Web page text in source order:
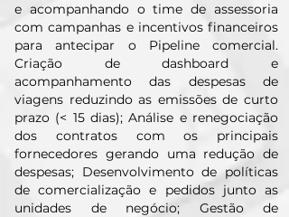
e acompanhando o time de assessoria
com campanhas e incentivos financeiros
para antecipar o Pipeline comercial.
Criação de dashboard e
acompanhamento das despesas de
viagens reduzindo as emissões de curto
prazo (< 15 dias); Análise e renegociação
dos contratos com os principais
fornecedores gerando uma redução de
despesas; Desenvolvimento de políticas
de comercialização e pedidos junto as
unidades de negócio; Gestão de